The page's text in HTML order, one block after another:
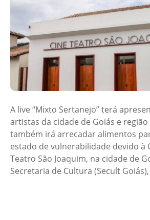
A live “Mixto Sertanejo” terá
artistas da cidade de Goiás e
também irá arrecadar alimentos
estado de vulnerabilidade devido à
Teatro São Joaquim, na cidade de
Secretaria de Cultura (Secult